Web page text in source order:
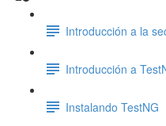
Introducción a la
Introducción a
Instalando TestNG